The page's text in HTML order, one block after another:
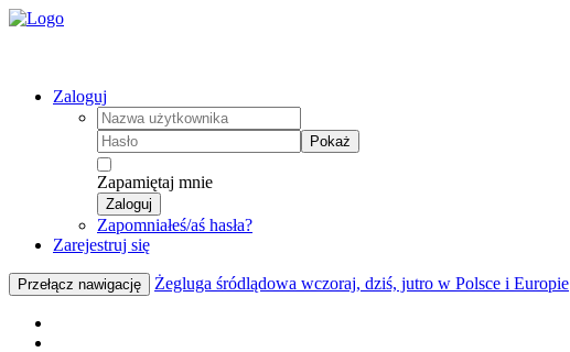
Zaloguj
Pokaż
Zapamiętaj mnie
Zaloguj
Zapomniałeś/aś hasła?
Zarejestruj się
Przełącz nawigację Żegluga śródlądowa wczoraj, dziś, jutro w Polsce i Europie